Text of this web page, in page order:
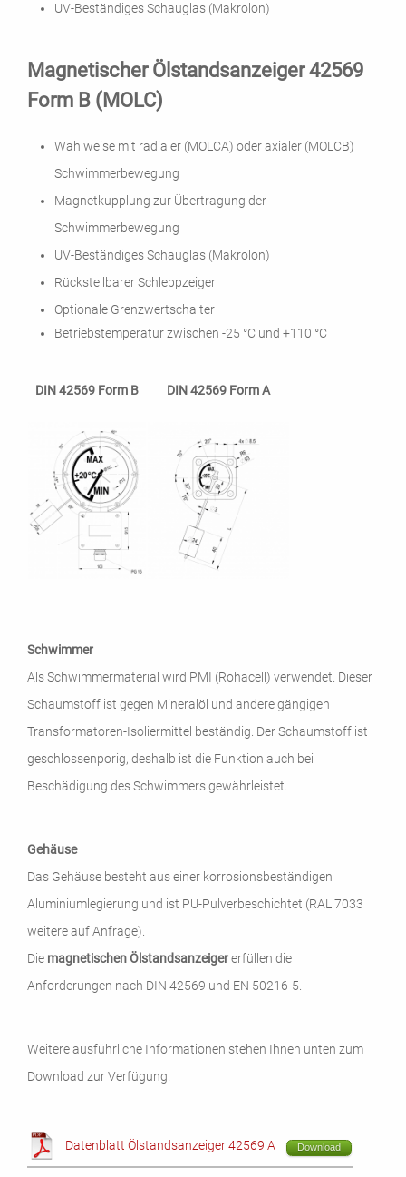
UV-Beständiges Schauglas (Makrolon)
Magnetischer Ölstandsanzeiger 42569
Form B (MOLC)
Wahlweise mit radialer (MOLCA) oder axialer (MOLCB)
Schwimmerbewegung
Magnetkupplung zur Übertragung der
Schwimmerbewegung
UV-Beständiges Schauglas (Makrolon)
Rückstellbarer Schleppzeiger
Optionale Grenzwertschalter
Betriebstemperatur zwischen -25 °C und +110 °C
DIN 42569 Form B DIN 42569 Form A
Schwimmer
Als Schwimmermaterial wird PMI (Rohacell) verwendet. Dieser
Schaumstoff ist gegen Mineralöl und andere gängigen
Transformatoren-Isoliermittel beständig. Der Schaumstoff ist
geschlossenporig, deshalb ist die Funktion auch bei
Beschädigung des Schwimmers gewährleistet.
Gehäuse
Das Gehäuse besteht aus einer korrosionsbeständigen
Aluminiumlegierung und ist PU-Pulverbeschichtet (RAL 7033
weitere auf Anfrage).
Die magnetischen Ölstandsanzeigererfüllen die
Anforderungen nach DIN 42569 und EN 50216-5.
Weitere ausführliche Informationen stehen Ihnen unten zum
Download zur Verfügung.
Datenblatt Ölstandsanzeiger 42569 A Download